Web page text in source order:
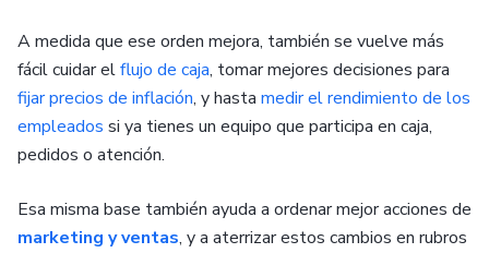
A medida que ese orden mejora, también se vuelve más
fácil cuidar elflujo de caja, tomar mejores decisiones para
fijar precios de inflación, y hasta medir el rendimiento de los
empleados si ya tienes un equipo que participa en caja,
pedidos o atención.
Esa misma base también ayuda a ordenar mejor acciones de
marketing y ventas, y a aterrizar estos cambios en rubros